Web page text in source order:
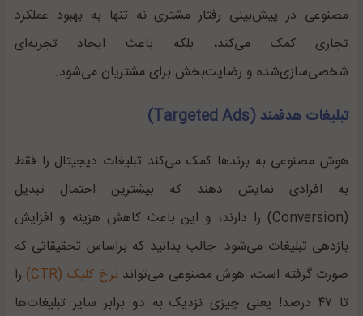
مصنوعی در پیش‌بینی رفتار مشتری نه تنها به بهبود عملکرد
تجاری کمک می‌کند، بلکه باعث ایجاد تجربه‌ای
شخصی‌سازی‌شده و رضایت‌بخش برای مشتریان می‌شود.
تبلیغات هدفمند (Targeted Ads)
هوش مصنوعی به برند‌ها کمک می‌کند تبلیغات دیجیتال را فقط
به افرادی نمایش دهند که بیشترین احتمال تبدیل
(Conversion) را دارند، و این باعث کاهش هزینه و افزایش
بازدهی تبلیغات می‌شود. جالب بدانید که براساس تحقیقاتی که
صورت گرفته است، هوش مصنوعی می‌تواند نرخ کلیک (CTR)
را
تا ۴۷ درصد! یعنی چیزی نزدیک به دو برابر سایر تبلیغات‌ها